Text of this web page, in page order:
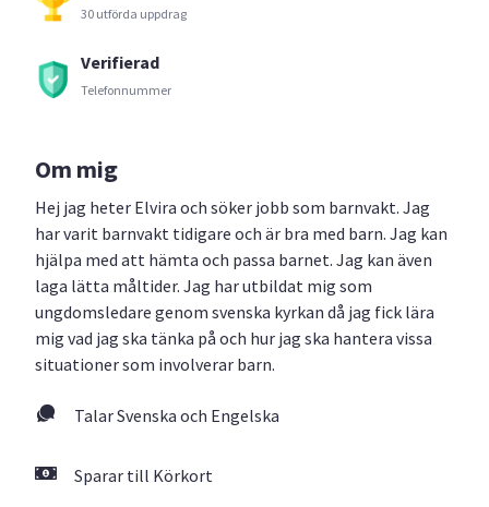
30 utförda uppdrag
Verifierad
Telefonnummer
Om mig
Hej jag heter Elvira och söker jobb som barnvakt. Jag
har varit barnvakt tidigare och är bra med barn. Jag kan
hjälpa med att hämta och passa barnet. Jag kan även
laga lätta måltider. Jag har utbildat mig som
ungdomsledare genom svenska kyrkan då jag fick lära
mig vad jag ska tänka på och hur jag ska hantera vissa
situationer som involverar barn.
Talar Svenska och Engelska
Sparar till Körkort